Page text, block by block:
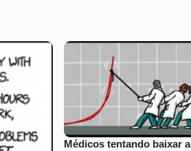
Médicos tentando baixar a